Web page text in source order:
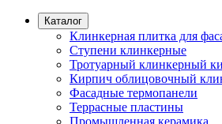
Каталог
Клинкерная плитка для
Ступени клинкерные
Тротуарный клинкерный
Кирпич облицовочный
Фасадные термопанели
Террасные пластины
Промышленная керамика